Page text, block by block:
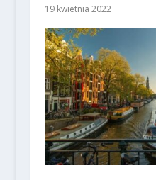
19 kwietnia 2022